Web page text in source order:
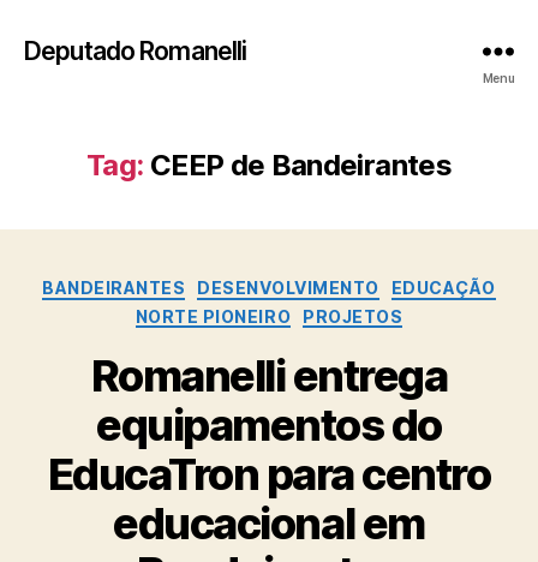
Deputado Romanelli
Menu
Tag: CEEP de Bandeirantes
Categorias
BANDEIRANTES DESENVOLVIMENTO
EDUCAÇÃO
NORTE PIONEIRO
PROJETOS
Romanelli entrega
equipamentos do
EducaTron para centro
educacional em